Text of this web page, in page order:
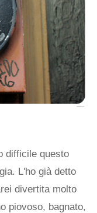
difficile questo
L'ho già detto
divertita molto
piovoso, bagnato,